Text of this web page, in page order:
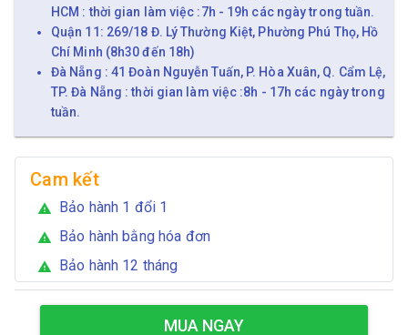
HCM : thời gian làm việc :7h - 19h các ngày trong tuần.
Quận 11: 269/18 Đ. Lý Thường Kiệt, Phường Phú Thọ, Hồ
Chí Minh (8h30 đến 18h)
Đà Nẵng : 41 Đoàn Nguyễn Tuấn, P. Hòa Xuân, Q. Cẩm Lệ,
TP. Đà Nẵng : thời gian làm việc :8h - 17h các ngày trong
tuần.
Cam kết
warning Bảo hành 1 đổi 1
warning Bảo hành bằng hóa đơn
warning Bảo hành 12 tháng
MUA NGAY